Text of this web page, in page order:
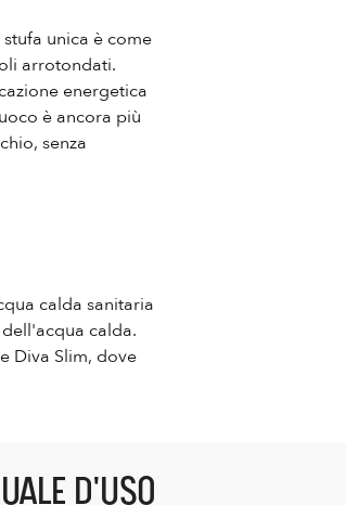
unica è come
arrotondati.
energetica
è ancora più
senza
calda sanitaria
calda.
Diva Slim, dove
D'USO